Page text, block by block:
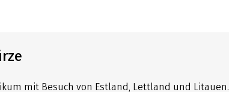
mit Besuch von Estland, Lettland und Litauen.